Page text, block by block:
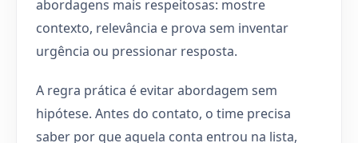
abordagens mais respeitosas: mostre
contexto, relevância e prova sem inventar
urgência ou pressionar resposta.
A regra prática é evitar abordagem sem
hipótese. Antes do contato, o time precisa
saber por que aquela conta entrou na lista,